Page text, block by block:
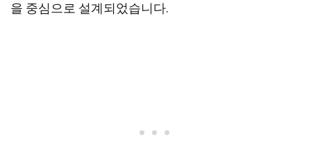
을 중심으로 설계되었습니다.